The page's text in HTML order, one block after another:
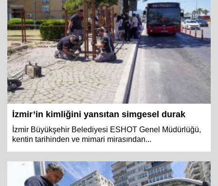
İzmir’in kimliğini yansıtan simgesel durak
İzmir Büyükşehir Belediyesi ESHOT Genel Müdürlüğü,
kentin tarihinden ve mimari mirasından...